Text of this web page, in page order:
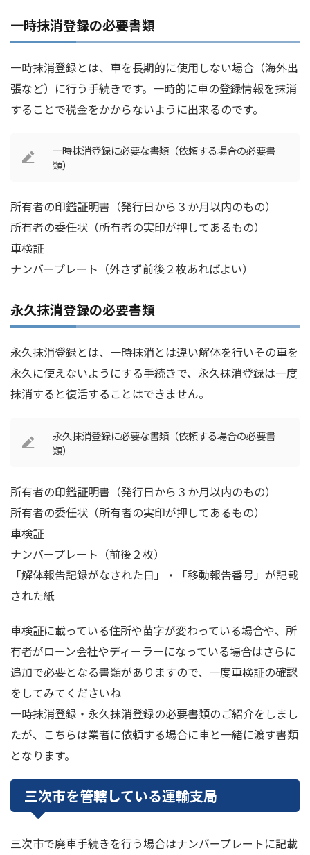
一時抹消登録の必要書類
一時抹消登録とは、車を長期的に使用しない場合（海外出
張など）に行う手続きです。一時的に車の登録情報を抹消
することで税金をかからないように出来るのです。
一時抹消登録に必要な書類（依頼する場合の必要書
類）
所有者の印鑑証明書（発行日から３か月以内のもの）
所有者の委任状（所有者の実印が押してあるもの）
車検証
ナンバープレート（外さず前後２枚あればよい）
永久抹消登録の必要書類
永久抹消登録とは、一時抹消とは違い解体を行いその車を
永久に使えないようにする手続きで、永久抹消登録は一度
抹消すると復活することはできません。
永久抹消登録に必要な書類（依頼する場合の必要書
類）
所有者の印鑑証明書（発行日から３か月以内のもの）
所有者の委任状（所有者の実印が押してあるもの）
車検証
ナンバープレート（前後２枚）
「解体報告記録がなされた日」・「移動報告番号」が記載
された紙
車検証に載っている住所や苗字が変わっている場合や、所
有者がローン会社やディーラーになっている場合はさらに
追加で必要となる書類がありますので、一度車検証の確認
をしてみてくださいね
一時抹消登録・永久抹消登録の必要書類のご紹介をしまし
たが、こちらは業者に依頼する場合に車と一緒に渡す書類
となります。
三次市を管轄している運輸支局
三次市で廃車手続きを行う場合はナンバープレートに記載